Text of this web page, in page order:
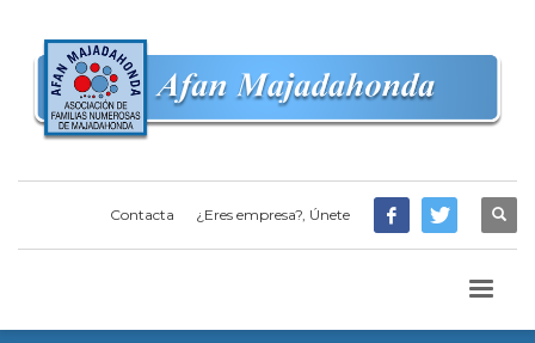
Contacta ¿Eres empresa?, Únete